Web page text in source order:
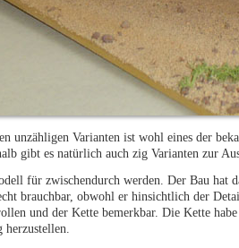
unzähligen Varianten ist wohl eines der
gibt es natürlich auch zig Varianten zur
für zwischendurch werden. Der Bau hat
brauchbar, obwohl er hinsichtlich der
und der Kette bemerkbar. Die Kette
herzustellen.